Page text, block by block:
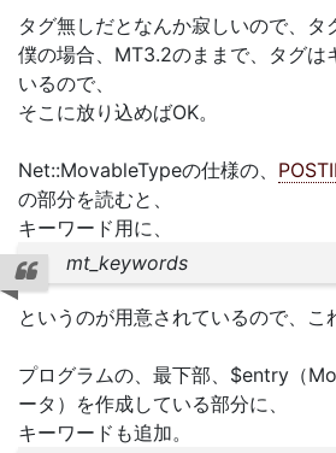
タグ無しだとなんか寂しいので、タ
僕の場合、MT3.2のままで、タグは
いるので、
そこに放り込めばOK。
Net::MovableTypeの仕様の、
の部分を読むと、
キーワード用に、
mt_keywords
というのが用意されているので、こ
プログラムの、最下部、$entry（
ータ）を作成している部分に、
キーワードも追加。